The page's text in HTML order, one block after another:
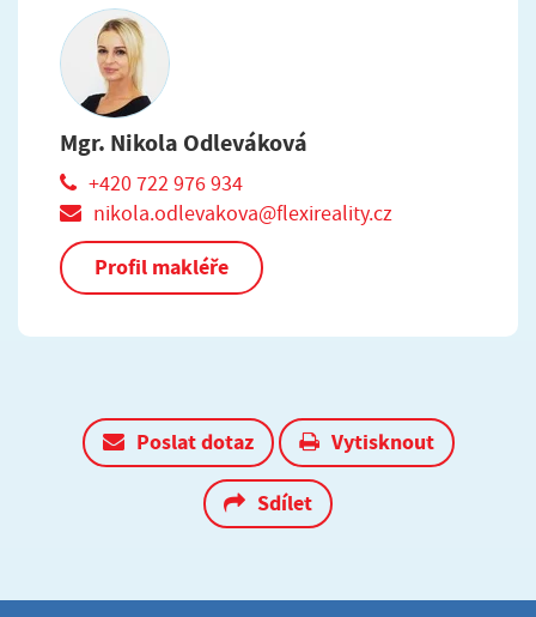
Mgr. Nikola Odleváková
+420 722 976 934
nikola.odlevakova@flexireality.cz
Profil makléře
Poslat dotaz Vytisknout
Sdílet